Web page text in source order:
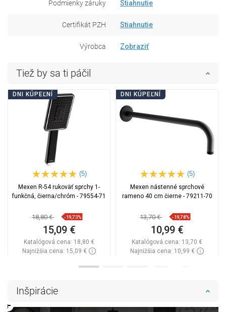
Podmienky záruky Stiahnutie
Certifikát PZH Stiahnutie
Výrobca Zobraziť
Tiež by sa ti páčil
DNI KÚPEĽNÍ
(5)
Mexen R-54 rukoväť sprchy 1-
funkčná, čierna/chróm - 79554-71
18,80 € -19,73%
15,09 €
Katalógová cena: 18,80 €
Najnižšia cena: 15,09 €
DNI KÚPEĽNÍ
(5)
Mexen nástenné sprchové
rameno 40 cm čierne - 79211-70
13,70 € -19,78%
10,99 €
Katalógová cena: 13,70 €
Najnižšia cena: 10,99 €
Inšpirácie